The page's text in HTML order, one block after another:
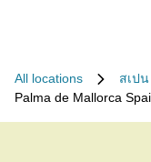
All locations สเปน
Palma de Mallorca